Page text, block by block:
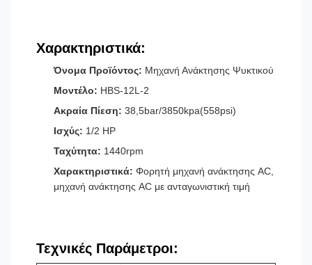
Χαρακτηριστικά:
Όνομα Προϊόντος: Μηχανή Ανάκτησης Ψυκτικού
Μοντέλο: HBS-12L-2
Ακραία Πίεση: 38,5bar/3850kpa(558psi)
Ισχύς: 1/2 HP
Ταχύτητα: 1440rpm
Χαρακτηριστικά: Φορητή μηχανή ανάκτησης AC,
μηχανή ανάκτησης AC με ανταγωνιστική τιμή
Τεχνικές Παράμετροι: